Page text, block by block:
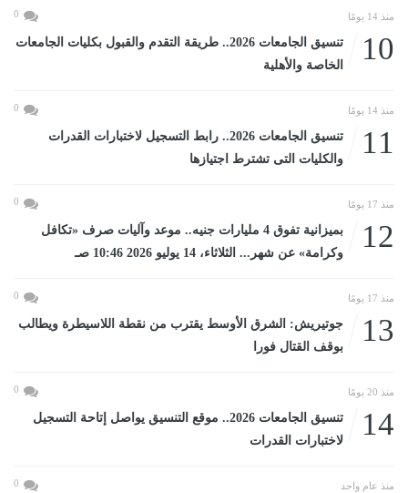
منذ 14 يومًا 0
10
تنسيق الجامعات 2026.. طريقة التقدم والقبول بكليات الجامعات
الخاصة والأهلية
منذ 14 يومًا 0
11
تنسيق الجامعات 2026.. رابط التسجيل لاختبارات القدرات
والكليات التى تشترط اجتيازها
منذ 17 يومًا 0
12
بميزانية تفوق 4 مليارات جنيه.. موعد وآليات صرف «تكافل
وكرامة» عن شهر... الثلاثاء، 14 يوليو 2026 10:46 صـ
منذ 17 يومًا 0
13
جوتيريش: الشرق الأوسط يقترب من نقطة اللاسيطرة ويطالب
بوقف القتال فورا
منذ 20 يومًا 0
14
تنسيق الجامعات 2026.. موقع التنسيق يواصل إتاحة التسجيل
لاختبارات القدرات
منذ عام واحد 0